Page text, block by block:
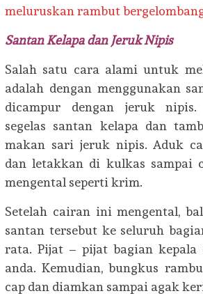
meluruskan rambut
Santan Kelapa dan Jeruk Nipis
Salah satu cara alami untuk
adalah dengan menggunakan
dicampur dengan jeruk nipis.
segelas santan kelapa dan
makan sari jeruk nipis. Aduk
dan letakkan di kulkas sampai
mengental seperti krim.
Setelah cairan ini mengental,
santan tersebut ke seluruh
rata. Pijat – pijat bagian
anda. Kemudian, bungkus
cap dan diamkan sampai agak